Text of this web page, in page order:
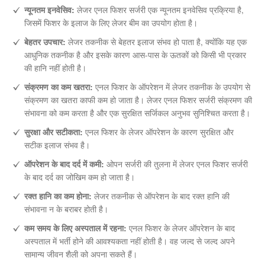
न्यूनतम इनवेसिव: लेजर एनल फिशर सर्जरी एक न्यूनतम इनवेसिव प्रक्रिया है,
जिसमें फिशर के इलाज के लिए लेजर बीम का उपयोग होता है।
बेहतर उपचार: लेजर तकनीक से बेहतर इलाज संभव हो पाता है, क्योंकि यह एक
आधुनिक तकनीक है और इसके कारण आस-पास के ऊतकों को किसी भी प्रकार
की हानि नहीं होती है।
संक्रमण का कम खतरा: एनल फिशर के ऑपरेशन में लेजर तकनीक के उपयोग से
संक्रमण का खतरा काफी कम हो जाता है। लेजर एनल फिशर सर्जरी संक्रमण की
संभावना को कम करता है और एक सुरक्षित सर्जिकल अनुभव सुनिश्चित करता है।
सुरक्षा और सटीकता: एनल फिशर के लेजर ऑपरेशन के कारण सुरक्षित और
सटीक इलाज संभव है।
ऑपरेशन के बाद दर्द में कमी: ओपन सर्जरी की तुलना में लेजर एनल फिशर सर्जरी
के बाद दर्द का जोखिम कम हो जाता है।
रक्त हानि का कम होना: लेजर तकनीक से ऑपरेशन के बाद रक्त हानि की
संभावना न के बराबर होती है।
कम समय के लिए अस्पताल में रहना: एनल फिशर के लेजर ऑपरेशन के बाद
अस्पताल में भर्ती होने की आवश्यकता नहीं होती है। वह जल्द से जल्द अपने
सामान्य जीवन शैली को अपना सकते हैं।